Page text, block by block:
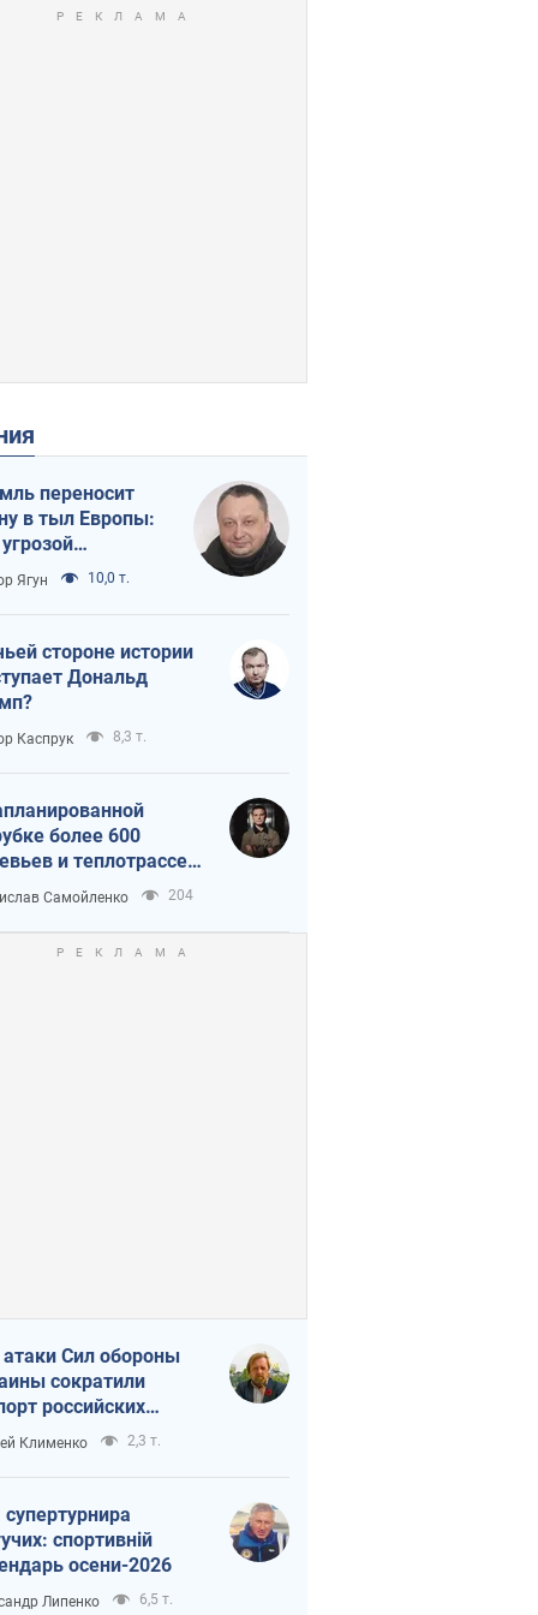
переносит
в тыл Европы:
Ягун 10,0 т.
стороне истории
Дональд
Каспрук 8,3 т.
более 600
и теплотрассе:
на
Самойленко 204
Сил обороны
сократили
российских
Клименко 2,3 т.
спортивній
осени-2026
Липенко 6,5 т.